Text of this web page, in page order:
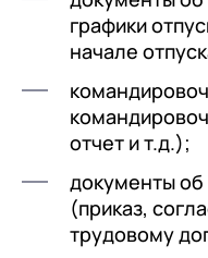
графики
начале
отчет и т.д.);
документы об
(приказ,
трудовому